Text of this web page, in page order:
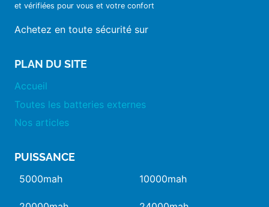
et vérifiées pour vous et votre confort
Achetez en toute sécurité sur
PLAN DU SITE
Accueil
Toutes les batteries externes
Nos articles
PUISSANCE
5000mah 10000mah